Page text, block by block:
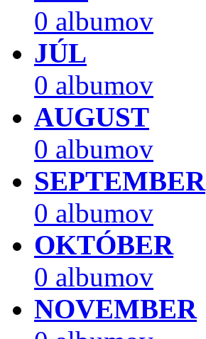
0 albumov
JÚL
0 albumov
AUGUST
0 albumov
SEPTEMBER
0 albumov
OKTÓBER
0 albumov
NOVEMBER